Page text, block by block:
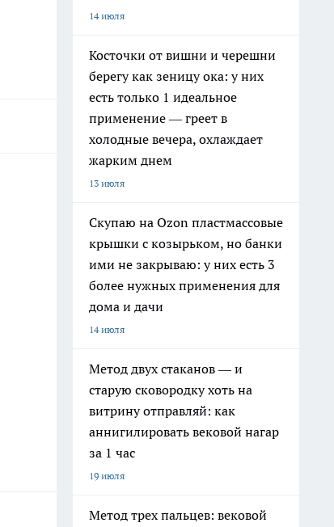
14 июля
Косточки от вишни и черешни
берегу как зеницу ока: у них
есть только 1 идеальное
применение — греет в
холодные вечера, охлаждает
жарким днем
13 июля
Скупаю на Ozon пластмассовые
крышки с козырьком, но банки
ими не закрываю: у них есть 3
более нужных применения для
дома и дачи
14 июля
Метод двух стаканов — и
старую сковородку хоть на
витрину отправляй: как
аннигилировать вековой нагар
за 1 час
19 июля
Метод трех пальцев: вековой